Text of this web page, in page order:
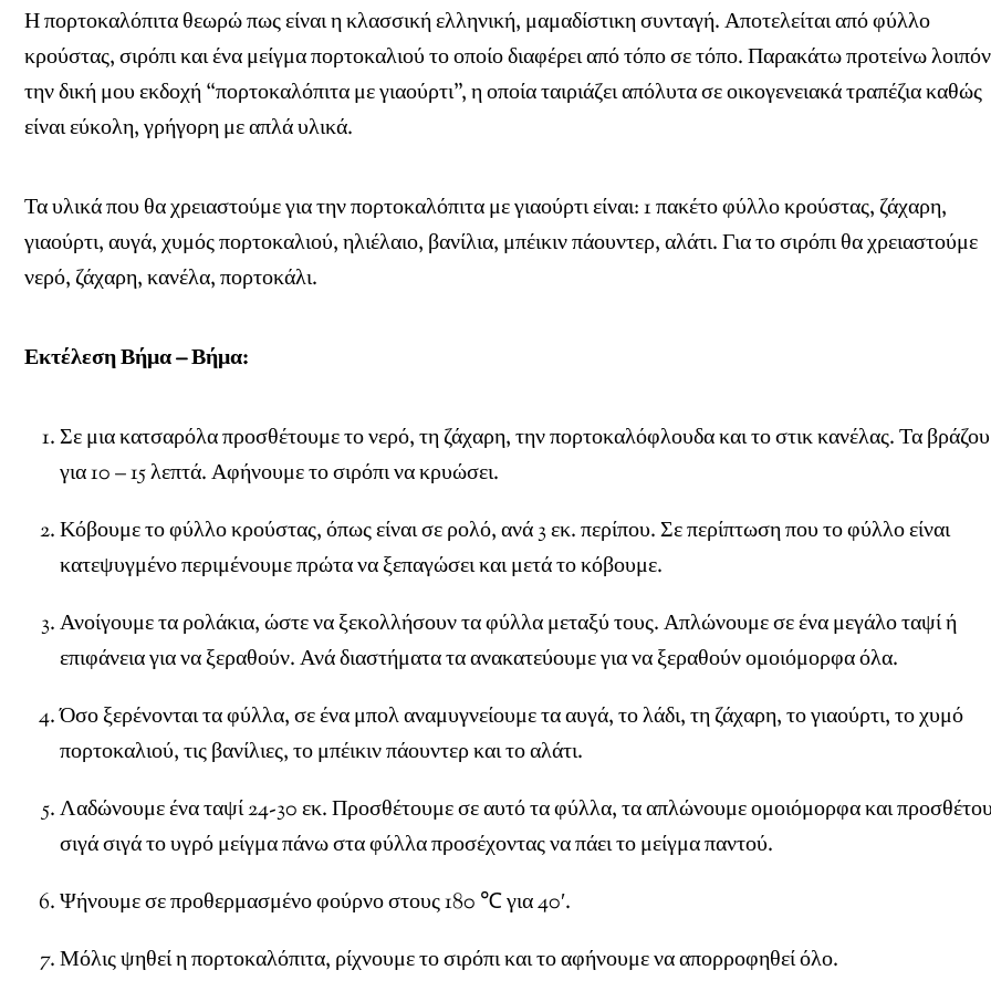
Η πορτοκαλόπιτα θεωρώ πως είναι η κλασσική ελληνική, μαμαδίστικη συνταγή. Αποτελείται από φύλλο
κρούστας, σιρόπι και ένα μείγμα πορτοκαλιού το οποίο διαφέρει από τόπο σε τόπο. Παρακάτω προτείνω λοιπόν
την δική μου εκδοχή “πορτοκαλόπιτα με γιαούρτι”, η οποία ταιριάζει απόλυτα σε οικογενειακά τραπέζια καθώς
είναι εύκολη, γρήγορη με απλά υλικά.
Τα υλικά που θα χρειαστούμε για την πορτοκαλόπιτα με γιαούρτι είναι: 1 πακέτο φύλλο κρούστας, ζάχαρη,
γιαούρτι, αυγά, χυμός πορτοκαλιού, ηλιέλαιο, βανίλια, μπέικιν πάουντερ, αλάτι. Για το σιρόπι θα χρειαστούμε
νερό, ζάχαρη, κανέλα, πορτοκάλι.
Εκτέλεση Βήμα – Βήμα:
Σε μια κατσαρόλα προσθέτουμε το νερό, τη ζάχαρη, την πορτοκαλόφλουδα και το στικ κανέλας. Τα
για 10 – 15 λεπτά. Αφήνουμε το σιρόπι να κρυώσει.
Κόβουμε το φύλλο κρούστας, όπως είναι σε ρολό, ανά 3 εκ. περίπου. Σε περίπτωση που το φύλλο είναι
κατεψυγμένο περιμένουμε πρώτα να ξεπαγώσει και μετά το κόβουμε.
Ανοίγουμε τα ρολάκια, ώστε να ξεκολλήσουν τα φύλλα μεταξύ τους. Απλώνουμε σε ένα μεγάλο ταψί ή
επιφάνεια για να ξεραθούν. Ανά διαστήματα τα ανακατεύουμε για να ξεραθούν ομοιόμορφα όλα.
Όσο ξερένονται τα φύλλα, σε ένα μπολ αναμυγνείουμε τα αυγά, το λάδι, τη ζάχαρη, το γιαούρτι, το χυμό
πορτοκαλιού, τις βανίλιες, το μπέικιν πάουντερ και το αλάτι.
Λαδώνουμε ένα ταψί 24-30 εκ. Προσθέτουμε σε αυτό τα φύλλα, τα απλώνουμε ομοιόμορφα και
σιγά σιγά το υγρό μείγμα πάνω στα φύλλα προσέχοντας να πάει το μείγμα παντού.
Ψήνουμε σε προθερμασμένο φούρνο στους 180 ℃ για 40′.
Μόλις ψηθεί η πορτοκαλόπιτα, ρίχνουμε το σιρόπι και το αφήνουμε να απορροφηθεί όλο.